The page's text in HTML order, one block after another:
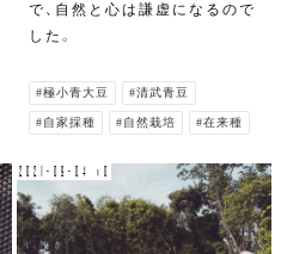
で、自然と心は謙虚になるので
した。
#極小青大豆 #清武青豆
#自家採種 #自然栽培 #在来種
2021-09-04 v0